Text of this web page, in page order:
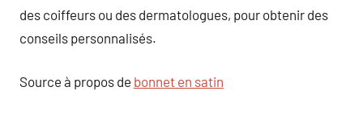
des coiffeurs ou des dermatologues, pour obtenir des
conseils personnalisés.
Source à propos de bonnet en satin